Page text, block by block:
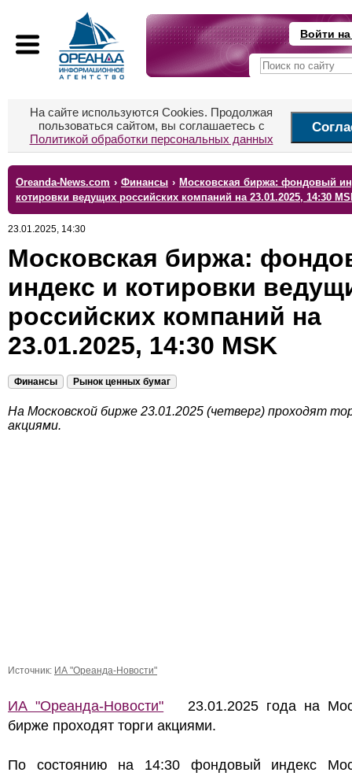
Войти
На сайте используются Cookies. Продолжая
пользоваться сайтом, вы соглашаетесь с
Политикой обработки персональных данных
Oreanda-News.com › Финансы › Московская биржа: фондовый
котировки ведущих российских компаний на 23.01.2025, 14:30
23.01.2025, 14:30
Московская биржа:
индекс и котировки
российских компаний на
23.01.2025, 14:30 MSK
Финансы Рынок ценных бумаг
На Московской бирже 23.01.2025 (четверг) проходят
акциями.
Источник: ИА "Ореанда-Новости"
ИА "Ореанда-Новости" 23.01.2025 года на
бирже проходят торги акциями.
По состоянию на 14:30 фондовый индекс